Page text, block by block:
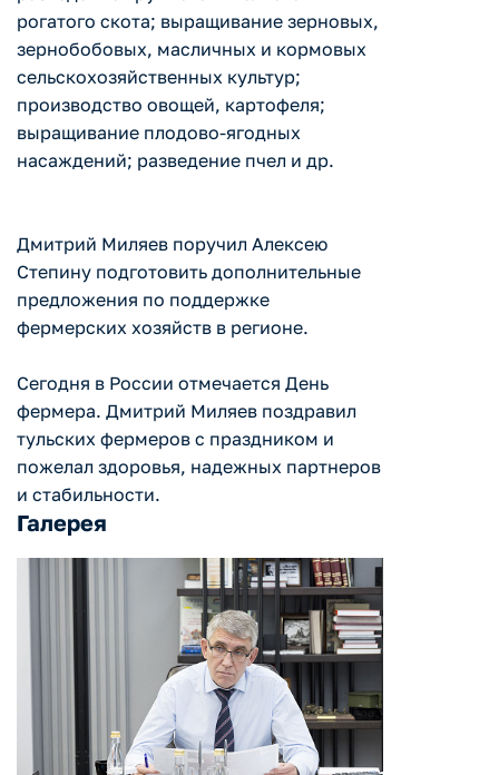
рогатого скота; выращивание зерновых,
зернобобовых, масличных и кормовых
сельскохозяйственных культур;
производство овощей, картофеля;
выращивание плодово-ягодных
насаждений; разведение пчел и др.
Дмитрий Миляев поручил Алексею
Степину подготовить дополнительные
предложения по поддержке
фермерских хозяйств в регионе.
Сегодня в России отмечается День
фермера. Дмитрий Миляев поздравил
тульских фермеров с праздником и
пожелал здоровья, надежных партнеров
и стабильности.
Галерея